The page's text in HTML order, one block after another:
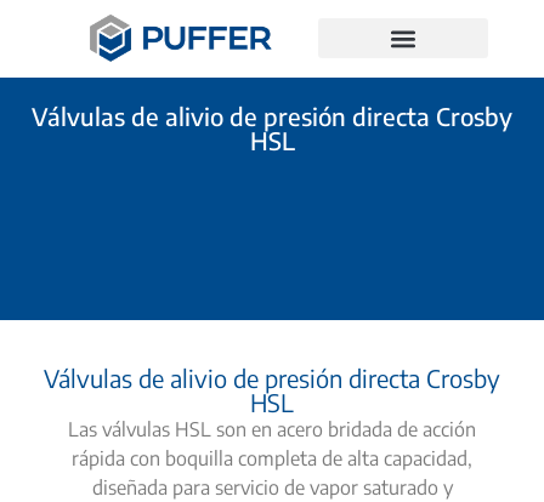
Válvulas de alivio de presión directa Crosby
HSL
Válvulas de alivio de presión directa Crosby
HSL
Las válvulas HSL son en acero bridada de acción
rápida con boquilla completa de alta capacidad,
diseñada para servicio de vapor saturado y